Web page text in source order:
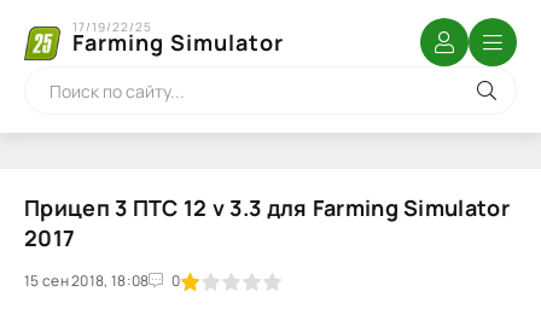
Farming Simulator
17/19/22/25
Прицеп 3 ПТС 12 v 3.3 для Farming Simulator
2017
15 сен 2018, 18:08 0
1 2 3 4 5